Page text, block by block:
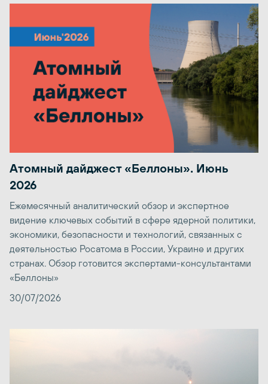
Атомный дайджест «Беллоны». Июнь
2026
Ежемесячный аналитический обзор и экспертное
видение ключевых событий в сфере ядерной политики,
экономики, безопасности и технологий, связанных с
деятельностью Росатома в России, Украине и других
странах. Обзор готовится экспертами-консультантами
«Беллоны»
30/07/2026